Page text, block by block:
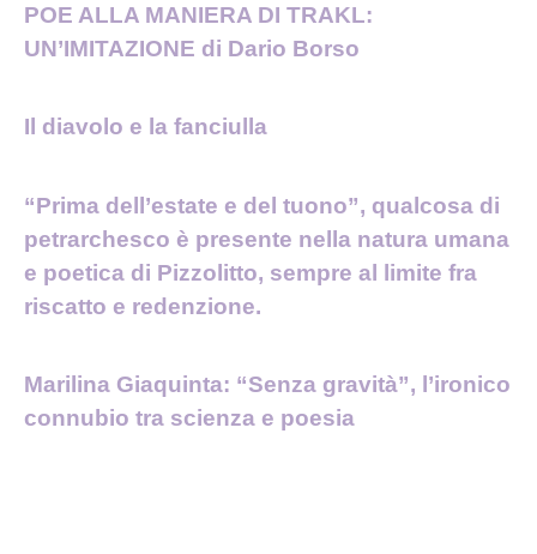
POE ALLA MANIERA DI TRAKL:
UN’IMITAZIONE di Dario Borso
Il diavolo e la fanciulla
“Prima dell’estate e del tuono”, qualcosa di
petrarchesco è presente nella natura umana
e poetica di Pizzolitto, sempre al limite fra
riscatto e redenzione.
Marilina Giaquinta: “Senza gravità”, l’ironico
connubio tra scienza e poesia